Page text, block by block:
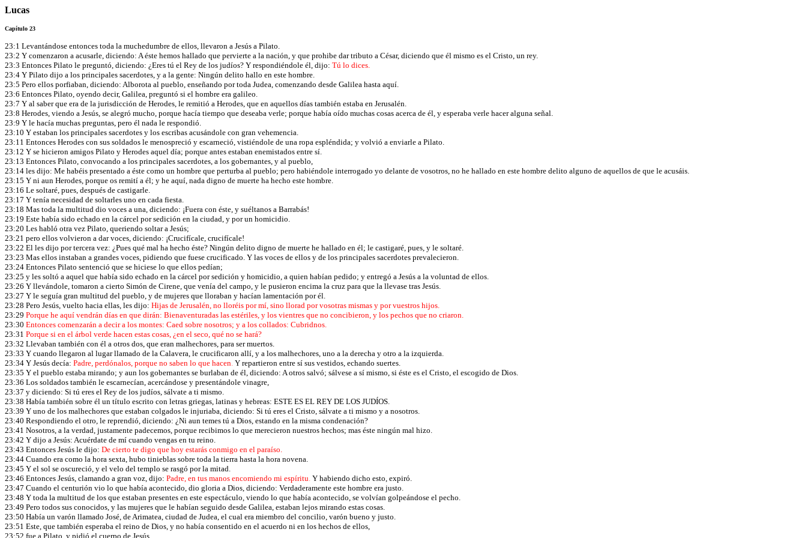
Lucas
Capítulo 23
23:1 Levantándose entonces toda la muchedumbre de ellos, llevaron a Jesús a Pilato.
23:2 Y comenzaron a acusarle, diciendo: A éste hemos hallado que pervierte a la nación, y que prohibe dar tributo a César, diciendo que él mismo es el Cristo, un rey.
23:3 Entonces Pilato le preguntó, diciendo: ¿Eres tú el Rey de los judíos? Y respondiéndole él, dijo: Tú lo dices.
23:4 Y Pilato dijo a los principales sacerdotes, y a la gente: Ningún delito hallo en este hombre.
23:5 Pero ellos porfiaban, diciendo: Alborota al pueblo, enseñando por toda Judea, comenzando desde Galilea hasta aquí.
23:6 Entonces Pilato, oyendo decir, Galilea, preguntó si el hombre era galileo.
23:7 Y al saber que era de la jurisdicción de Herodes, le remitió a Herodes, que en aquellos días también estaba en Jerusalén.
23:8 Herodes, viendo a Jesús, se alegró mucho, porque hacía tiempo que deseaba verle; porque había oído muchas cosas acerca de él, y esperaba verle hacer alguna señal.
23:9 Y le hacía muchas preguntas, pero él nada le respondió.
23:10 Y estaban los principales sacerdotes y los escribas acusándole con gran vehemencia.
23:11 Entonces Herodes con sus soldados le menospreció y escarneció, vistiéndole de una ropa espléndida; y volvió a enviarle a Pilato.
23:12 Y se hicieron amigos Pilato y Herodes aquel día; porque antes estaban enemistados entre sí.
23:13 Entonces Pilato, convocando a los principales sacerdotes, a los gobernantes, y al pueblo,
23:14 les dijo: Me habéis presentado a éste como un hombre que perturba al pueblo; pero habiéndole interrogado yo delante de vosotros, no he hallado en este hombre delito alguno de aquellos de que le acusáis.
23:15 Y ni aun Herodes, porque os remití a él; y he aquí, nada digno de muerte ha hecho este hombre.
23:16 Le soltaré, pues, después de castigarle.
23:17 Y tenía necesidad de soltarles uno en cada fiesta.
23:18 Mas toda la multitud dio voces a una, diciendo: ¡Fuera con éste, y suéltanos a Barrabás!
23:19 Este había sido echado en la cárcel por sedición en la ciudad, y por un homicidio.
23:20 Les habló otra vez Pilato, queriendo soltar a Jesús;
23:21 pero ellos volvieron a dar voces, diciendo: ¡Crucifícale, crucifícale!
23:22 El les dijo por tercera vez: ¿Pues qué mal ha hecho éste? Ningún delito digno de muerte he hallado en él; le castigaré, pues, y le soltaré.
23:23 Mas ellos instaban a grandes voces, pidiendo que fuese crucificado. Y las voces de ellos y de los principales sacerdotes prevalecieron.
23:24 Entonces Pilato sentenció que se hiciese lo que ellos pedían;
23:25 y les soltó a aquel que había sido echado en la cárcel por sedición y homicidio, a quien habían pedido; y entregó a Jesús a la voluntad de ellos.
23:26 Y llevándole, tomaron a cierto Simón de Cirene, que venía del campo, y le pusieron encima la cruz para que la llevase tras Jesús.
23:27 Y le seguía gran multitud del pueblo, y de mujeres que lloraban y hacían lamentación por él.
23:28 Pero Jesús, vuelto hacia ellas, les dijo: Hijas de Jerusalén, no lloréis por mí, sino llorad por vosotras mismas y por vuestros hijos.
23:29 Porque he aquí vendrán días en que dirán: Bienaventuradas las estériles, y los vientres que no concibieron, y los pechos que no criaron.
23:30 Entonces comenzarán a decir a los montes: Caed sobre nosotros; y a los collados: Cubridnos.
23:31 Porque si en el árbol verde hacen estas cosas, ¿en el seco, qué no se hará?
23:32 Llevaban también con él a otros dos, que eran malhechores, para ser muertos.
23:33 Y cuando llegaron al lugar llamado de la Calavera, le crucificaron allí, y a los malhechores, uno a la derecha y otro a la izquierda.
23:34 Y Jesús decía: Padre, perdónalos, porque no saben lo que hacen. Y repartieron entre sí sus vestidos, echando suertes.
23:35 Y el pueblo estaba mirando; y aun los gobernantes se burlaban de él, diciendo: A otros salvó; sálvese a sí mismo, si éste es el Cristo, el escogido de Dios.
23:36 Los soldados también le escarnecían, acercándose y presentándole vinagre,
23:37 y diciendo: Si tú eres el Rey de los judíos, sálvate a ti mismo.
23:38 Había también sobre él un título escrito con letras griegas, latinas y hebreas: ESTE ES EL REY DE LOS JUDÍOS.
23:39 Y uno de los malhechores que estaban colgados le injuriaba, diciendo: Si tú eres el Cristo, sálvate a ti mismo y a nosotros.
23:40 Respondiendo el otro, le reprendió, diciendo: ¿Ni aun temes tú a Dios, estando en la misma condenación?
23:41 Nosotros, a la verdad, justamente padecemos, porque recibimos lo que merecieron nuestros hechos; mas éste ningún mal hizo.
23:42 Y dijo a Jesús: Acuérdate de mí cuando vengas en tu reino.
23:43 Entonces Jesús le dijo: De cierto te digo que hoy estarás conmigo en el paraíso.
23:44 Cuando era como la hora sexta, hubo tinieblas sobre toda la tierra hasta la hora novena.
23:45 Y el sol se oscureció, y el velo del templo se rasgó por la mitad.
23:46 Entonces Jesús, clamando a gran voz, dijo: Padre, en tus manos encomiendo mi espíritu. Y habiendo dicho esto, expiró.
23:47 Cuando el centurión vio lo que había acontecido, dio gloria a Dios, diciendo: Verdaderamente este hombre era justo.
23:48 Y toda la multitud de los que estaban presentes en este espectáculo, viendo lo que había acontecido, se volvían golpeándose el pecho.
23:49 Pero todos sus conocidos, y las mujeres que le habían seguido desde Galilea, estaban lejos mirando estas cosas.
23:50 Había un varón llamado José, de Arimatea, ciudad de Judea, el cual era miembro del concilio, varón bueno y justo.
23:51 Este, que también esperaba el reino de Dios, y no había consentido en el acuerdo ni en los hechos de ellos,
23:52 fue a Pilato, y pidió el cuerpo de Jesús.